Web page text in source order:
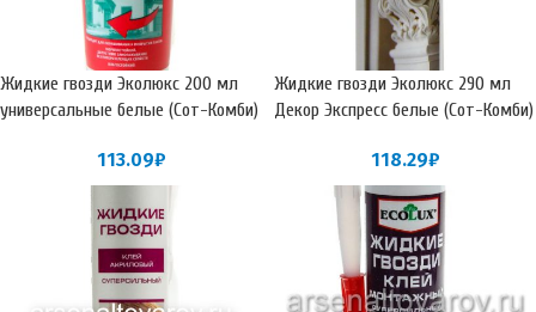
Жидкие гвозди Эколюкс 200 мл
универсальные белые (Сот-Комби)
113.09₽
Жидкие гвозди Эколюкс 290 мл
Декор Экспресс белые (Сот-Комби)
118.29₽